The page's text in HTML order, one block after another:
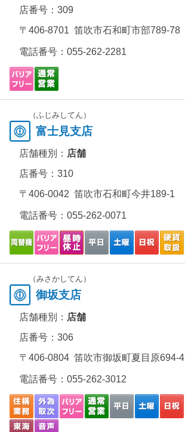
店番号：309
〒406-8701 笛吹市石和町市部789-78
電話番号： 055-262-2281
（ふじみしてん）
富士見支店
店舗種別： 店舗
店番号：310
〒406-0042 笛吹市石和町今井189-1
電話番号： 055-262-0071
（みさかしてん）
御坂支店
店舗種別： 店舗
店番号：306
〒406-0804 笛吹市御坂町夏目原694-4
電話番号： 055-262-3012